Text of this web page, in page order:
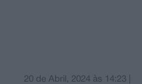
20 de Abril, 2024 às 14:23